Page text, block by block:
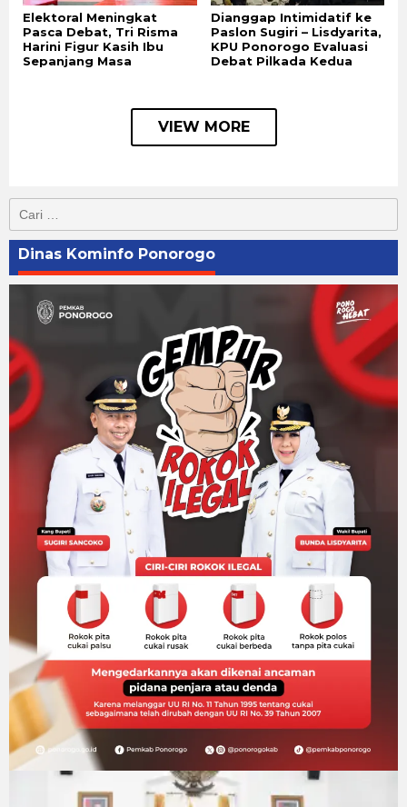
Elektoral Meningkat
Pasca Debat, Tri Risma
Harini Figur Kasih Ibu
Sepanjang Masa
Dianggap Intimidatif ke
Paslon Sugiri – Lisdyarita,
KPU Ponorogo Evaluasi
Debat Pilkada Kedua
VIEW MORE
untuk:
Dinas Kominfo Ponorogo